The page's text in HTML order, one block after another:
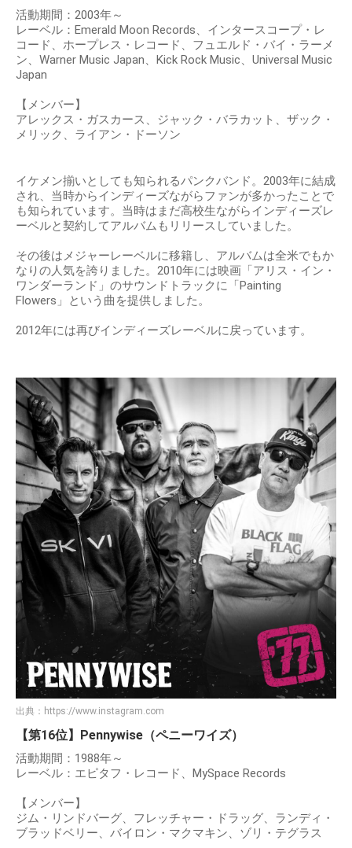
活動期間：2003年～
レーベル：Emerald Moon Records、インタースコープ・レ
コード、ホープレス・レコード、フュエルド・バイ・ラーメ
ン、Warner Music Japan、Kick Rock Music、Universal Music
Japan
【メンバー】
アレックス・ガスカース、ジャック・バラカット、ザック・
メリック、ライアン・ドーソン
イケメン揃いとしても知られるパンクバンド。2003年に結成
され、当時からインディーズながらファンが多かったことで
も知られています。当時はまだ高校生ながらインディーズレ
ーベルと契約してアルバムもリリースしていました。
その後はメジャーレーベルに移籍し、アルバムは全米でもか
なりの人気を誇りました。2010年には映画「アリス・イン・
ワンダーランド」のサウンドトラックに「Painting
Flowers」という曲を提供しました。
2012年には再びインディーズレーベルに戻っています。
出典： https://www.instagram.com
【第16位】Pennywise（ペニーワイズ）
活動期間：1988年～
レーベル：エピタフ・レコード、MySpace Records
【メンバー】
ジム・リンドバーグ、フレッチャー・ドラッグ、ランディ・
ブラッドベリー、バイロン・マクマキン、ゾリ・テグラス